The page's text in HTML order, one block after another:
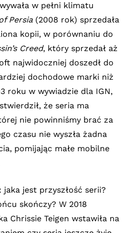
w pełni klimatu
Persia (2008 rok) sprzedała
kopii, w porównaniu do
Creed, który sprzedał aż
najwidoczniej doszedł do
dochodowe marki niż
roku w wywiadzie dla IGN,
że seria ma
nie powinniśmy brać za
czasu nie wyszła żadna
pomijając małe mobilne
jest przyszłość serii?
skończy? W 2018
Chrissie Teigen wstawiła na